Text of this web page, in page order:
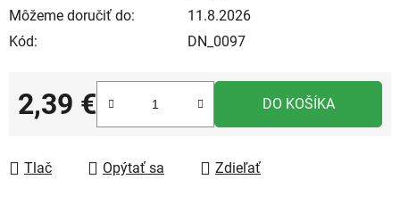
Môžeme doručiť do:
11.8.2026
Kód:
DN_0097
2,39 €
Jednotková cena:
DO KOŠÍKA
Tlač Opýtať sa Zdieľať